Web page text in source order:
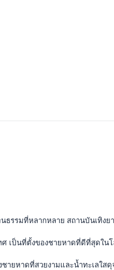
ธรรมที่หลากหลาย สถานบันเทิ
เป็นที่ตั้งของชายหาดที่ดีที่สุดใ
งชายหาดที่สวยงามและน้ำทะเ